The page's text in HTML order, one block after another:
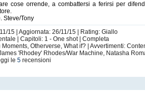
cose orrende, a combattersi a ferirsi per
Steve/Tony
15 | Aggiornata: 26/11/15 | Rating: Giallo
| Capitoli: 1 - One shot | Completa
Otherverse, What if? | Avvertimenti:
'Rhodey' Rhodes/War Machine, Natasha
le5 recensioni